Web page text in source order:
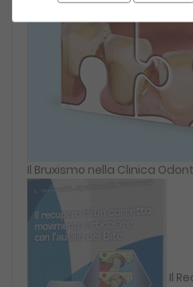
Il Bruxismo nella Clinica
Il